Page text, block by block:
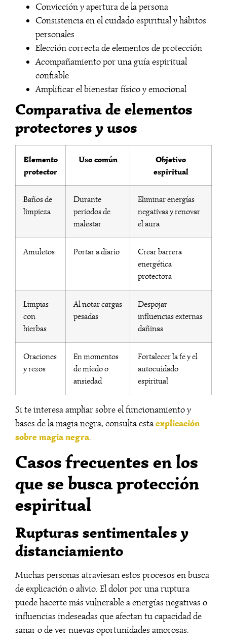
Convicción y apertura de la persona
Consistencia en el cuidado espiritual y hábitos
personales
Elección correcta de elementos de protección
Acompañamiento por una guía espiritual
confiable
Amplificar el bienestar físico y emocional
Comparativa de elementos
protectores y usos
Elemento
protector
Uso común
Objetivo
espiritual
Baños de
limpieza
Durante
periodos de
malestar
Eliminar energías
negativas y renovar
el aura
Amuletos Portar a diario
Crear barrera
energética
protectora
Limpias
con
hierbas
Al notar cargas
pesadas
Despojar
influencias externas
dañinas
Oraciones
y rezos
En momentos
de miedo o
ansiedad
Fortalecer la fe y el
autocuidado
espiritual
Si te interesa ampliar sobre el funcionamiento y
bases de la magia negra, consulta estaexplicación
sobre magia negra.
Casos frecuentes en los
que se busca protección
espiritual
Rupturas sentimentales y
distanciamiento
Muchas personas atraviesan estos procesos en busca
de explicación o alivio. El dolor por una ruptura
puede hacerte más vulnerable a energías negativas o
influencias indeseadas que afectan tu capacidad de
sanar o de ver nuevas oportunidades amorosas.